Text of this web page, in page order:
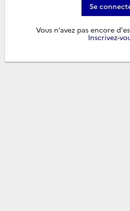
Se
Vous n’avez pas encore
Inscrivez-